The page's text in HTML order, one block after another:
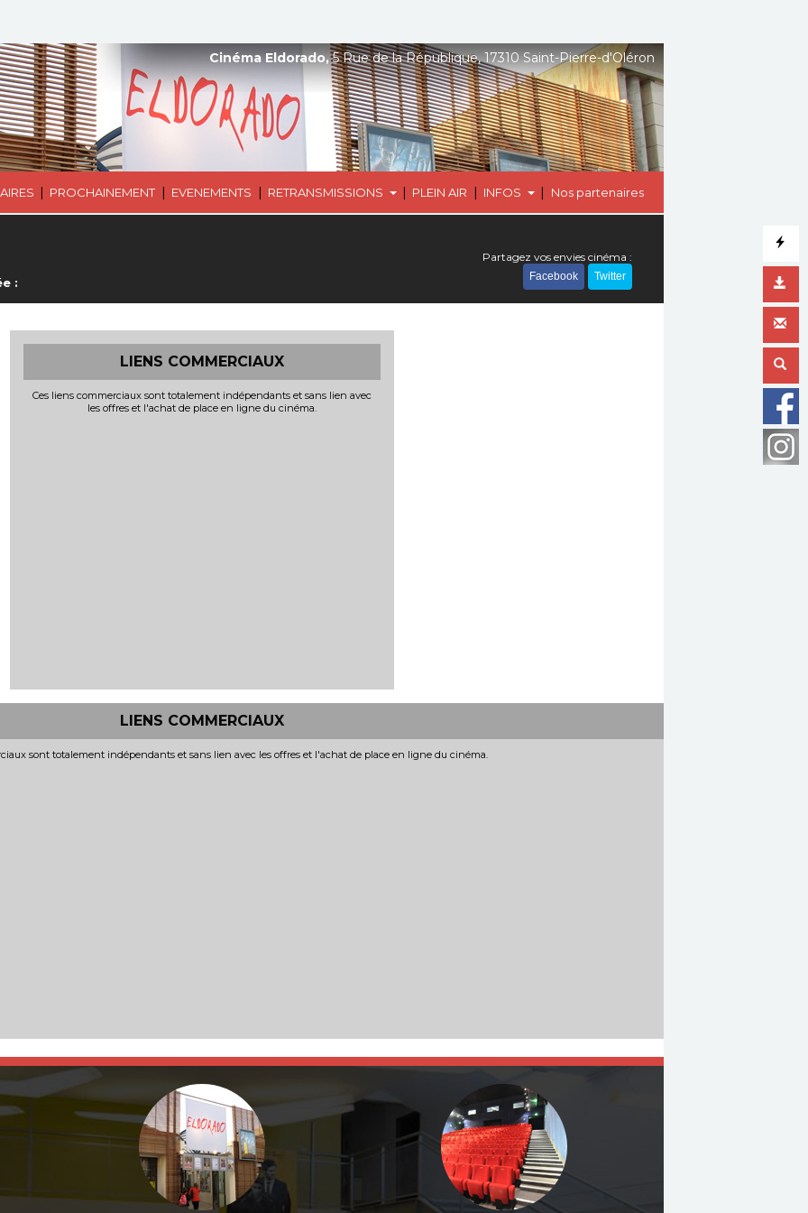
| PROCHAINEMENT | EVENEMENTS | RETRANSMISSIONS | PLEIN AIR | INFOS | Nos partenaires
Cinéma Eldorado,5 Rue de la République, 17310 Saint-Pierre-d'Oléron
:
Partagez vos envies cinéma :
Facebook Twitter
LIENS COMMERCIAUX
Ces liens commerciaux sont totalement indépendants et sans lien avec
les offres et l'achat de place en ligne du cinéma.
LIENS COMMERCIAUX
sont totalement indépendants et sans lien avec les offres et l'achat de place en ligne du cinéma.